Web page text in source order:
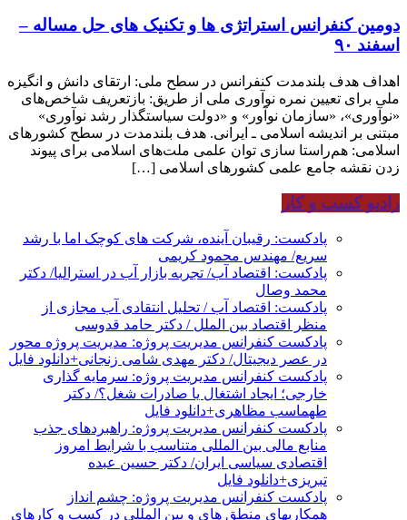
دومین کنفرانس استراتژی ها و تکنیک های حل مساله –
اسفند ۹۰
اهداف هدف بلندمدت کنفرانس در سطح ملی: ارتقای دانش و انگیزه
ملی برای تعیین نمره نوآوری ملی از طریق: بازتعریف شاخص‌های
«نوآوری»، «سازمان نوآور» و «دولت سیاستگذار رشد نوآوری»
مبتنی بر اندیشه اسلامی ـ ایرانی. هدف بلندمدت در سطح کشورهای
اسلامی: هم‌راستا سازی توان علمی ملت‌های اسلامی برای پیوند
زدن نقشه جامع علمی کشورهای اسلامی […]
رادیو کسب و کار
پادکست: رقیبان آینده، شرکت های کوچک اما با رشد
سریع/ مهندس محمود کریمی
پادکست: اقتصاد آب/ تجربه بازار آب در استرالیا/ دکتر
محمد وصال
پادکست: اقتصاد آب / تحلیل انتقادی آب مجازی از
منظر اقتصاد بین الملل / دکتر حامد قدوسی
پادکست کنفرانس مدیریت پروژه: مدیریت پروژه محور
در عصر دیجیتال/ دکتر مهدی شامی زنجانی+دانلود فایل
پادکست کنفرانس مدیریت پروژه: سرمایه گذاری
خارجی؛ ایجاد اشتغال یا صادرات شغل؟/ دکتر
طهماسب مظاهری+دانلود فایل
پادکست کنفرانس مدیریت پروژه: راهبردهای جذب
منابع مالی بین المللی متناسب با شرایط امروز
اقتصادی سیاسی ایران/ دکتر حسین عبده
تبریزی+دانلود فایل
پادکست کنفرانس مدیریت پروژه: چشم انداز
همکاریهای منطق های و بین المللی در کسب و کارهای